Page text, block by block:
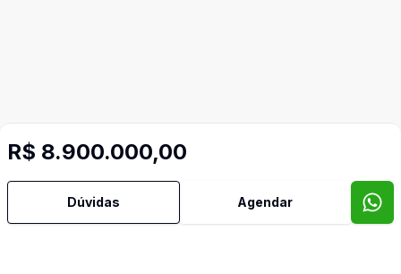
R$ 8.900.000,00
Dúvidas Agendar